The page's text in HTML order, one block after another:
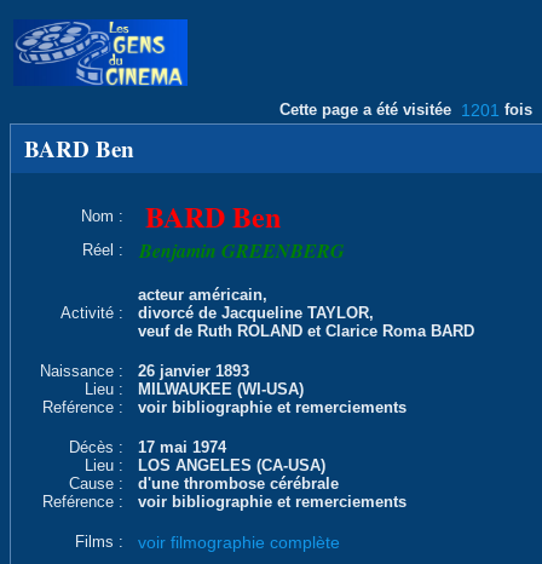
Cette page a été visitée 1201 fois
BARD Ben
Nom : BARD Ben
Réel : Benjamin GREENBERG
Activité :
acteur américain,
divorcé de Jacqueline TAYLOR,
veuf de Ruth ROLAND et Clarice Roma BARD
Naissance :
26 janvier 1893
Lieu :
MILWAUKEE (WI-USA)
Reférence :
voir bibliographie et remerciements
Décès :
17 mai 1974
Lieu :
LOS ANGELES (CA-USA)
Cause :
d'une thrombose cérébrale
Reférence :
voir bibliographie et remerciements
Films : voir filmographie complète